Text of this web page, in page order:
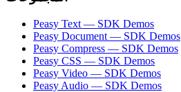
Peasy Text — SDK Demos
Peasy Document — SDK Demos
Peasy Compress — SDK Demos
Peasy CSS — SDK Demos
Peasy Video — SDK Demos
Peasy Audio — SDK Demos